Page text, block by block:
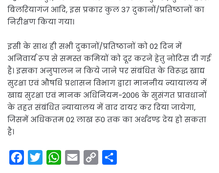
बिलरियागंज आदि, इस प्रकार कुल 37 दुकानों/प्रतिष्ठानों का
निरीक्षण किया गया।
इसी के साथ ही सभी दुकानों/प्रतिष्ठानों को 02 दिन में
अनिवार्य रूप से समस्त कमियों को दूर करने हेतु नोटिस दी गई
है। इसका अनुपालन न किये जाने पर संबंधित के विरूद्ध खाद्य
सुरक्षा एवं औषधि प्रशासन विभाग द्वारा माननीय न्यायालय में
खाद्य सुरक्षा एवं मानक अधिनियम-2006 के सुसंगत प्रावधानों
के तहत संबंधित न्यायालय में वाद दायर कर दिया जायेगा,
जिसमें अधिकतम 02 लाख रू0 तक का अर्थदण्ड देय हो सकता
है।
W